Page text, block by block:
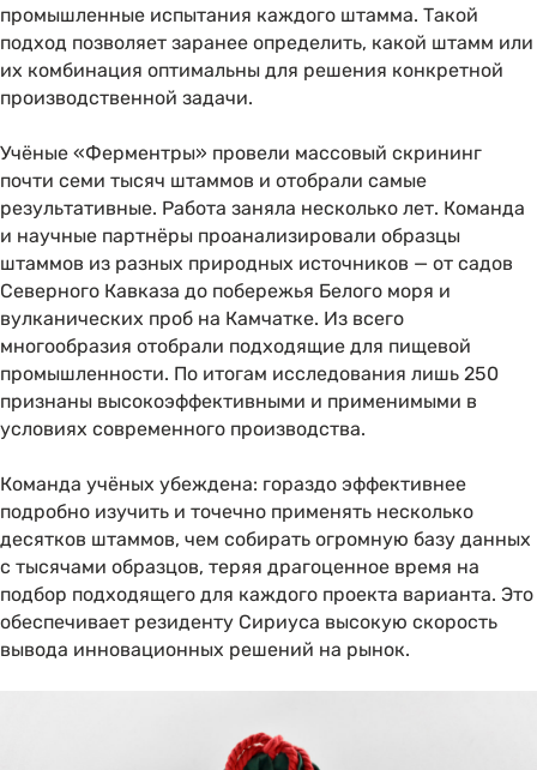
промышленные испытания каждого штамма. Такой
подход позволяет заранее определить, какой штамм или
их комбинация оптимальны для решения конкретной
производственной задачи.
Учёные «Ферментры» провели массовый скрининг
почти семи тысяч штаммов и отобрали самые
результативные. Работа заняла несколько лет. Команда
и научные партнёры проанализировали образцы
штаммов из разных природных источников — от садов
Северного Кавказа до побережья Белого моря и
вулканических проб на Камчатке. Из всего
многообразия отобрали подходящие для пищевой
промышленности. По итогам исследования лишь 250
признаны высокоэффективными и применимыми в
условиях современного производства.
Команда учёных убеждена: гораздо эффективнее
подробно изучить и точечно применять несколько
десятков штаммов, чем собирать огромную базу данных
с тысячами образцов, теряя драгоценное время на
подбор подходящего для каждого проекта варианта. Это
обеспечивает резиденту Сириуса высокую скорость
вывода инновационных решений на рынок.